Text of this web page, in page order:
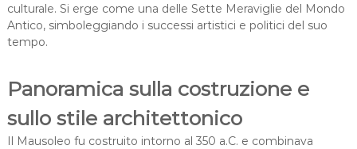
culturale. Si erge come una delle Sette Meraviglie del Mondo
Antico, simboleggiando i successi artistici e politici del suo
tempo.
Panoramica sulla costruzione e
sullo stile architettonico
Il Mausoleo fu costruito intorno al 350 a.C. e combinava